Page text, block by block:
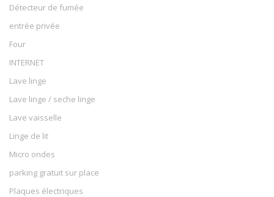
Détecteur de fumée
entrée privée
Four
INTERNET
Lave linge
Lave linge / seche linge
Lave vaisselle
Linge de lit
Micro ondes
parking gratuit sur place
Plaques électriques